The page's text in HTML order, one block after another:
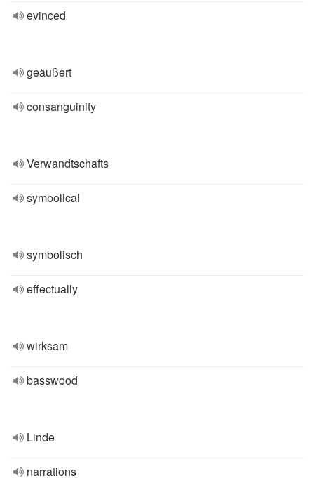
evinced
geäußert
consanguinity
Verwandtschafts
symbolical
symbolisch
effectually
wirksam
basswood
Linde
narrations